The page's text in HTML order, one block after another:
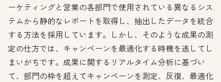
ーケティングと営業の各部門で使用されている異なるシス
テムから静的なレポートを取得し、抽出したデータを統合
する方法を採用しています。しかし、そのような成果の測
定の仕方では、キャンペーンを最適化する時機を逃してし
まいがちです。成果に関するリアルタイム分析に基づい
て、部門の枠を超えてキャンペーンを測定、反復、最適化